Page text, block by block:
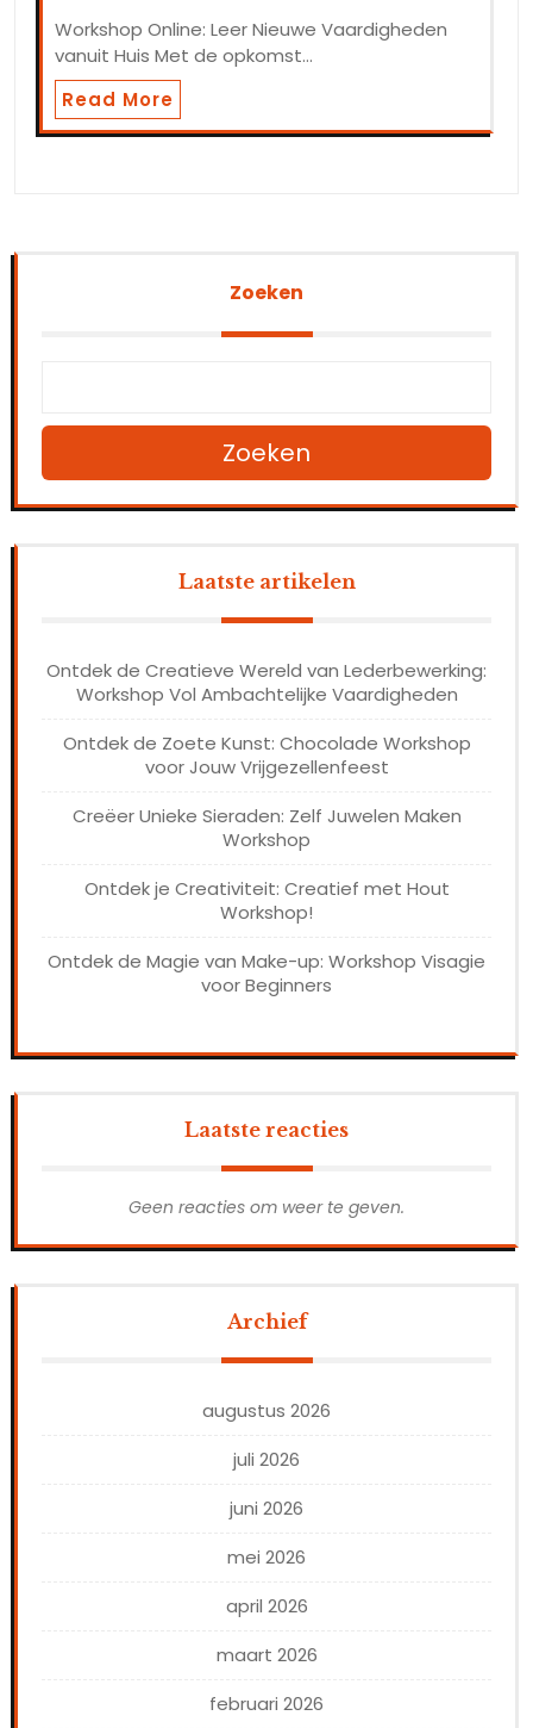
Workshop Online: Leer Nieuwe Vaardigheden
vanuit Huis Met de opkomst…
Read More
Zoeken
Zoeken
Laatste artikelen
Ontdek de Creatieve Wereld van Lederbewerking:
Workshop Vol Ambachtelijke Vaardigheden
Ontdek de Zoete Kunst: Chocolade Workshop
voor Jouw Vrijgezellenfeest
Creëer Unieke Sieraden: Zelf Juwelen Maken
Workshop
Ontdek je Creativiteit: Creatief met Hout
Workshop!
Ontdek de Magie van Make-up: Workshop Visagie
voor Beginners
Laatste reacties
Geen reacties om weer te geven.
Archief
augustus 2026
juli 2026
juni 2026
mei 2026
april 2026
maart 2026
februari 2026